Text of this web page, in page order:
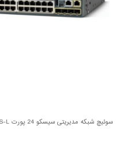
سوئیچ شبکه مدیریتی سیسکو 24 پورت WS-C2960X-24PS-L